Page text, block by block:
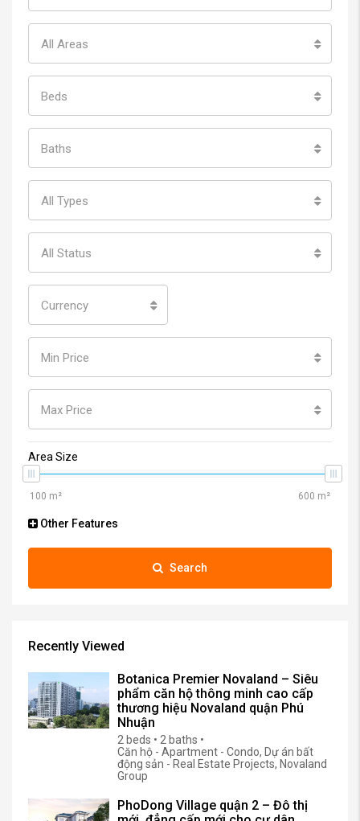
All Areas
Beds
Baths
All Types
All Status
Currency
Min Price
Max Price
Area Size
Other Features
Search
Recently Viewed
Botanica Premier Novaland – Siêu
phẩm căn hộ thông minh cao cấp
thương hiệu Novaland quận Phú
Nhuận
2 beds • 2 baths •
Căn hộ - Apartment - Condo, Dự án bất
động sản - Real Estate Projects, Novaland
Group
PhoDong Village quận 2 – Đô thị